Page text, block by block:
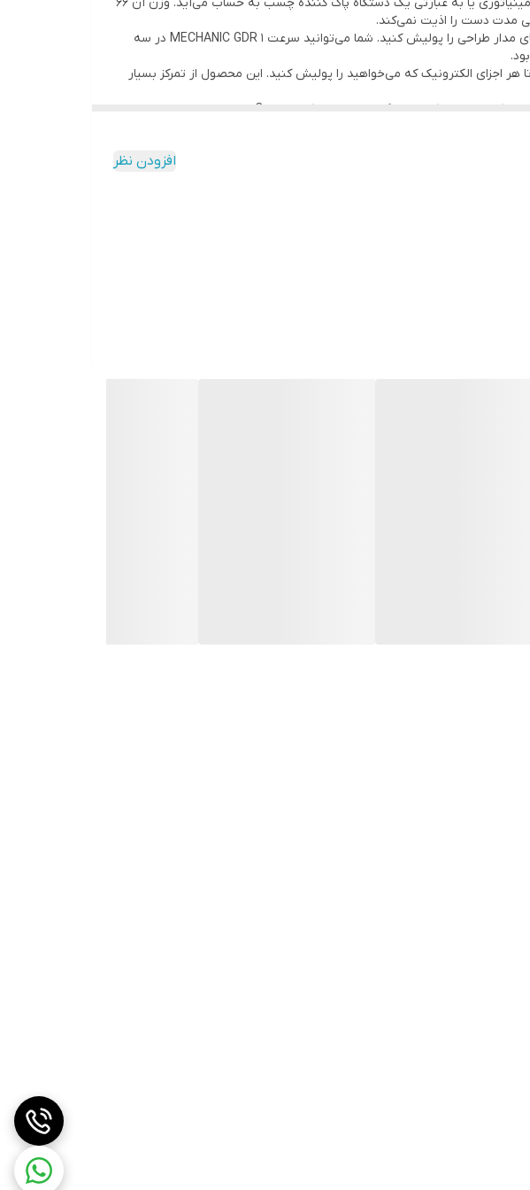
مدت دست را اذیت نمی‌کند.
با این دستگاه خوش فرم می‌توانید انواع اجزای الکترونیکی را مانند تراشه‌های IC، برد‌های مدار چاپی و یا برد‌های مدار طراحی را پولیش کنید. شما می‌توانید سرعت 1 MECHANIC GDR در سه
اجزای الکترونیک که می‌خواهید را پولیش کنید. این محصول از تمرکز بسیار
افزودن نظر